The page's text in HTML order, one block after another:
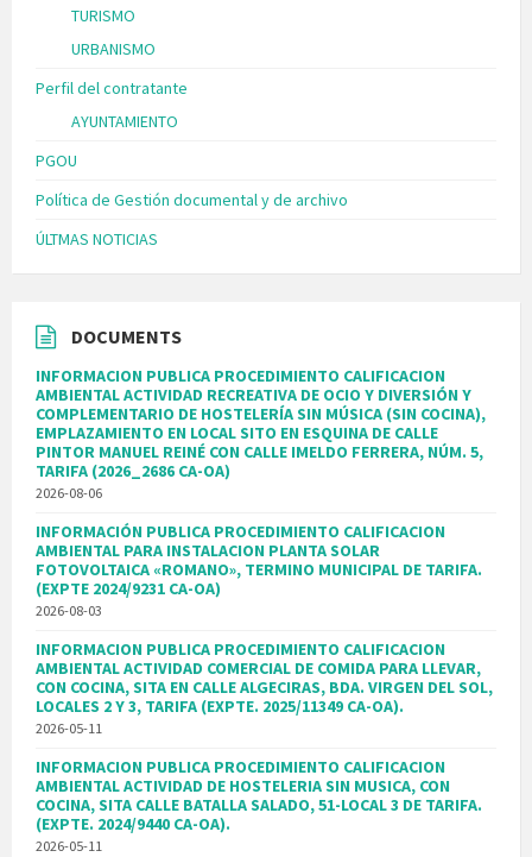
TURISMO
URBANISMO
Perfil del contratante
AYUNTAMIENTO
PGOU
Política de Gestión documental y de archivo
ÚLTMAS NOTICIAS
DOCUMENTS
INFORMACION PUBLICA PROCEDIMIENTO CALIFICACION
AMBIENTAL ACTIVIDAD RECREATIVA DE OCIO Y DIVERSIÓN Y
COMPLEMENTARIO DE HOSTELERÍA SIN MÚSICA (SIN COCINA),
EMPLAZAMIENTO EN LOCAL SITO EN ESQUINA DE CALLE
PINTOR MANUEL REINÉ CON CALLE IMELDO FERRERA, NÚM. 5,
TARIFA (2026_2686 CA-OA)
2026-08-06
INFORMACIÓN PUBLICA PROCEDIMIENTO CALIFICACION
AMBIENTAL PARA INSTALACION PLANTA SOLAR
FOTOVOLTAICA «ROMANO», TERMINO MUNICIPAL DE TARIFA.
(EXPTE 2024/9231 CA-OA)
2026-08-03
INFORMACION PUBLICA PROCEDIMIENTO CALIFICACION
AMBIENTAL ACTIVIDAD COMERCIAL DE COMIDA PARA LLEVAR,
CON COCINA, SITA EN CALLE ALGECIRAS, BDA. VIRGEN DEL SOL,
LOCALES 2 Y 3, TARIFA (EXPTE. 2025/11349 CA-OA).
2026-05-11
INFORMACION PUBLICA PROCEDIMIENTO CALIFICACION
AMBIENTAL ACTIVIDAD DE HOSTELERIA SIN MUSICA, CON
COCINA, SITA CALLE BATALLA SALADO, 51-LOCAL 3 DE TARIFA.
(EXPTE. 2024/9440 CA-OA).
2026-05-11